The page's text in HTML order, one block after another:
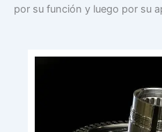
por su función y luego por su